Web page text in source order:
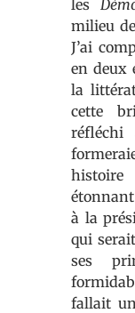
les
milieu
J’ai
en deux
la
cette
réfléchi
à la
qui
ses
fallait